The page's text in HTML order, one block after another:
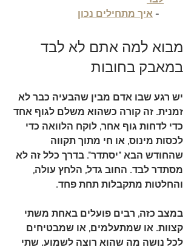
איך מתחילים נכון
מבוא למה אתם לא לבד
במאבק בחובות
יש רגע שבו אדם מבין שהבעיה כבר לא
זמנית. זה קורה כשהוא משלם לגוף אחד
כדי לדחות גוף אחר, לוקח הלוואה כדי
לכסות מינוס, או חי מתוך תקווה
שהחודש הבא "יסתדר". בדרך כלל זה לא
מסתדר לבד. החוב גדל, הלחץ עולה,
והחלטות מתקבלות תחת פחד.
במצב כזה, רבים פועלים באחת משתי
קצוות. או שמתעלמים, או שמבטיחים
לכל נושה מה שהוא רוצה לשמוע. שתי